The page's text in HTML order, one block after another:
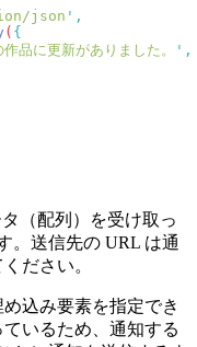
json '
(
品に更新がありました。 '
（配列）を受け取っ
。送信先の URL は通
ださい。
込み要素を指定でき
いるため、通知する